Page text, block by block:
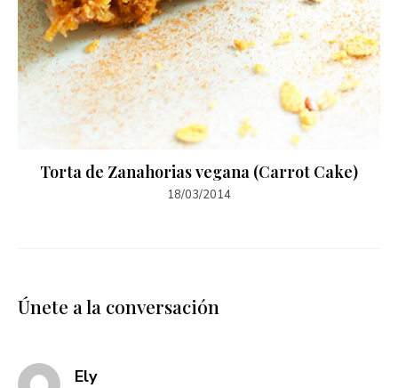
Torta de Zanahorias vegana (Carrot Cake)
18/03/2014
Únete a la conversación
Elydice: